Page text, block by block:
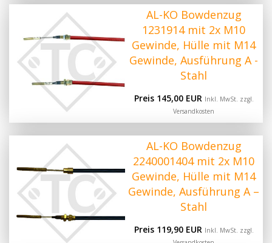
AL-KO Bowdenzug
1231914 mit 2x M10
Gewinde, Hülle mit M14
Gewinde, Ausführung A -
Stahl
Preis 145,00 EUR Inkl. MwSt. zzgl.
Versandkosten
AL-KO Bowdenzug
2240001404 mit 2x M10
Gewinde, Hülle mit M14
Gewinde, Ausführung A –
Stahl
Preis 119,90 EUR Inkl. MwSt. zzgl.